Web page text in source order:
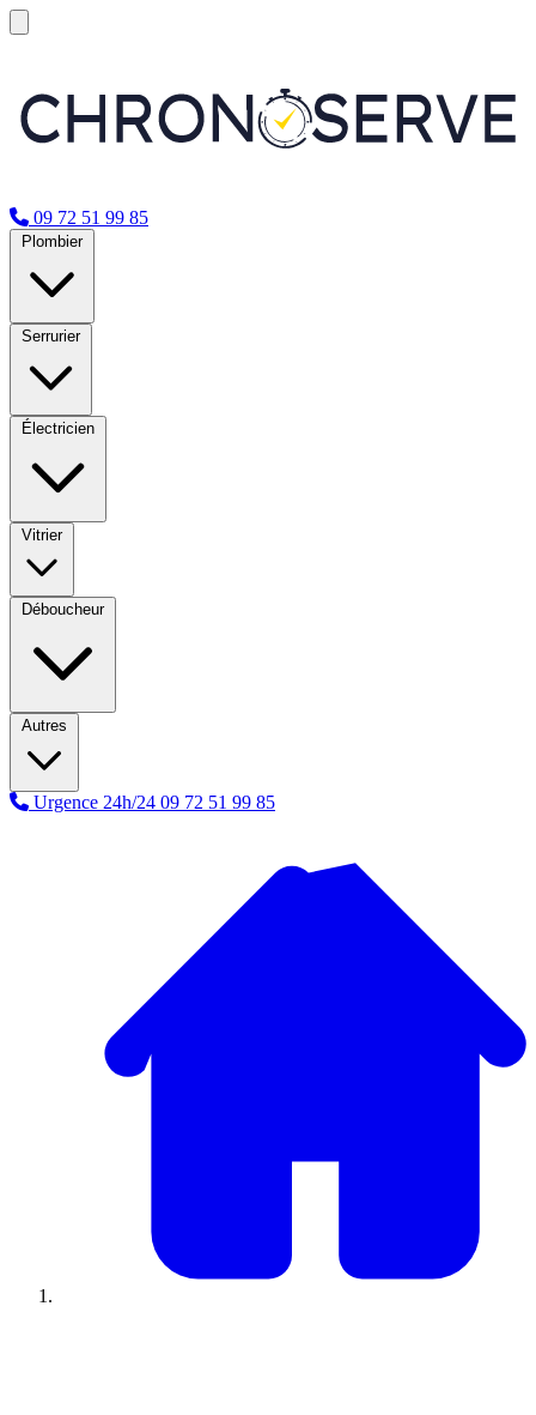
09 72 51 99 85
Plombier
Serrurier
Électricien
Vitrier
Déboucheur
Autres
Urgence 24h/24 09 72 51 99 85